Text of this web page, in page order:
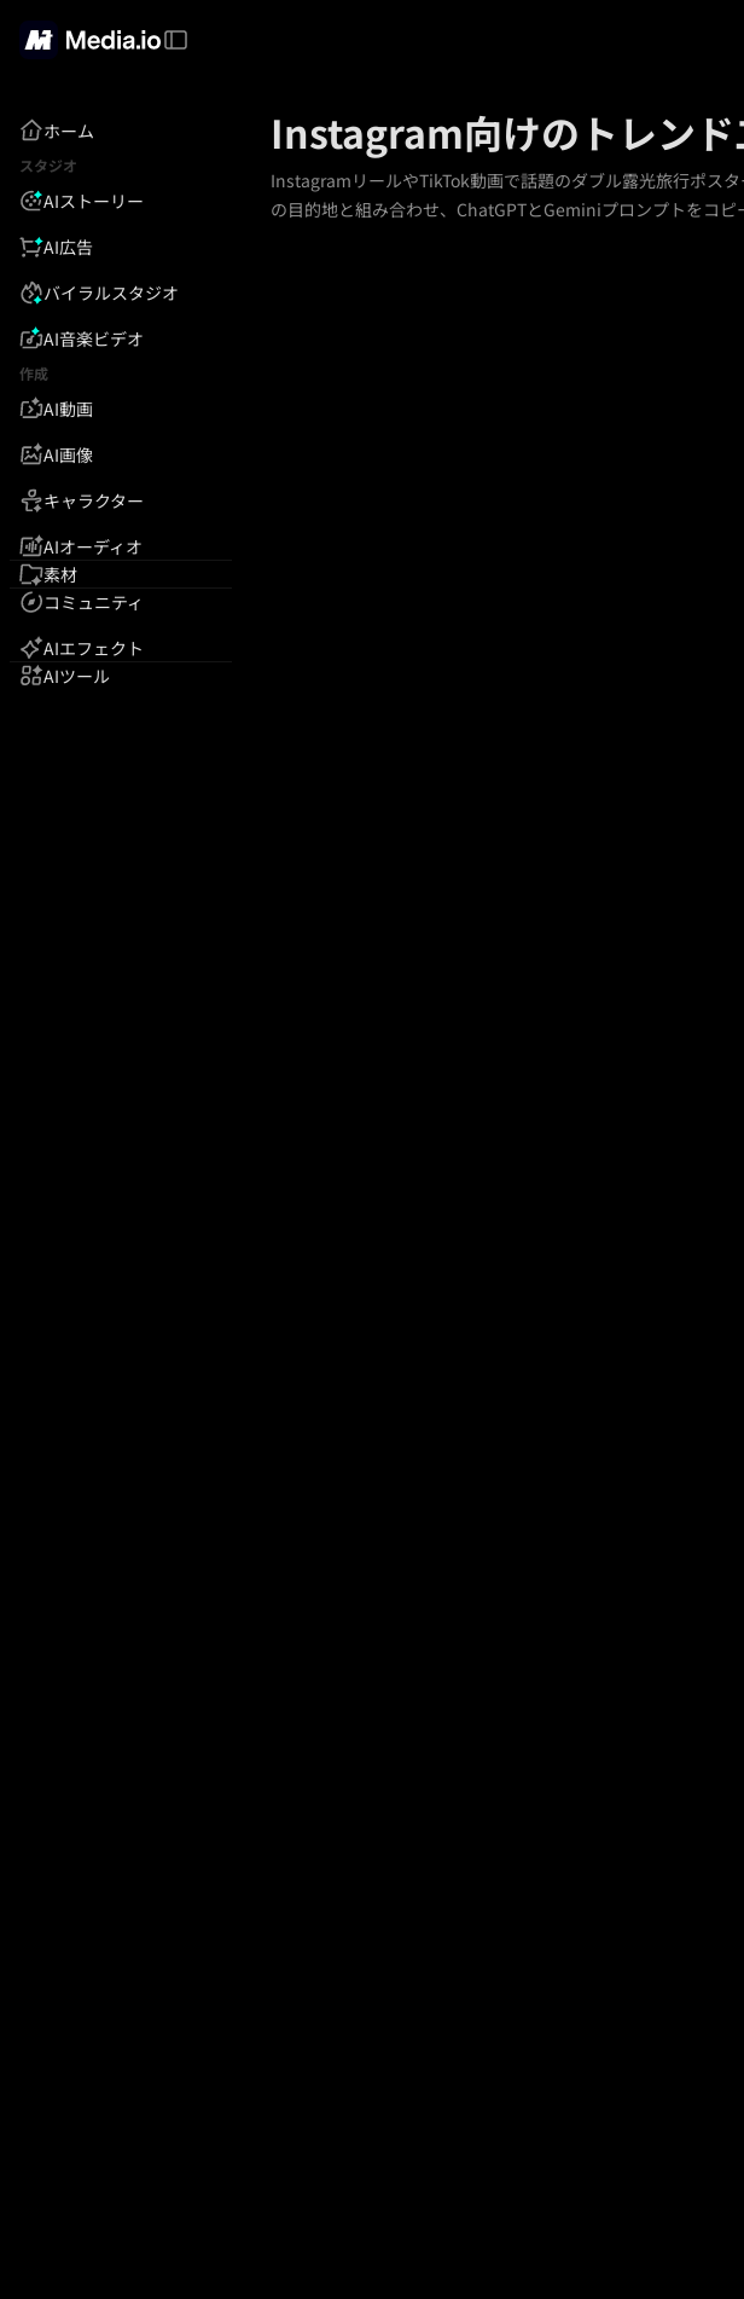
ホーム
スタジオ
AIストーリー
AI広告
バイラルスタジオ
AI音楽ビデオ
作成
AI動画
AI画像
キャラクター
AIオーディオ
素材
コミュニティ
AIエフェクト
AIツール
Instagram向けのトレンド
InstagramリールやTikTok動画で話題のダブル露光旅行ポス
の目的地と組み合わせ、ChatGPTとGeminiプロンプトをコ